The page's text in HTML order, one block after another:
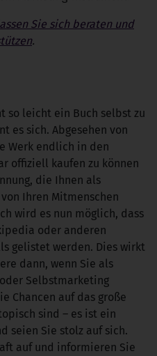
Sie sich beraten und
.
so leicht ein Buch selbst zu
es sich. Abgesehen von
Werk endlich in den
offiziell kaufen zu können
die Ihnen als
Ihren Mitmenschen
wird es nun möglich, dass
oder anderen
gelistet werden. Dies wirkt
dann, wenn Sie als
Selbstmarketing
Chancen auf das große
sind – es ist ein
seien Sie stolz auf sich.
auf und informieren Sie